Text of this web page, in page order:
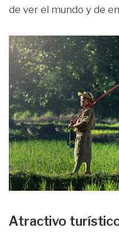
de ver el mundo y de
Atractivo